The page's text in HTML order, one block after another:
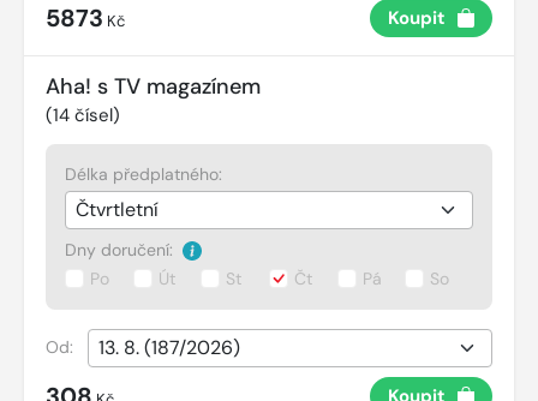
5873 Kč Koupit
Aha! s TV magazínem
(14 čísel)
Délka předplatného:
Dny doručení:
Po
Út St Čt Pá So
Od:
Koupit